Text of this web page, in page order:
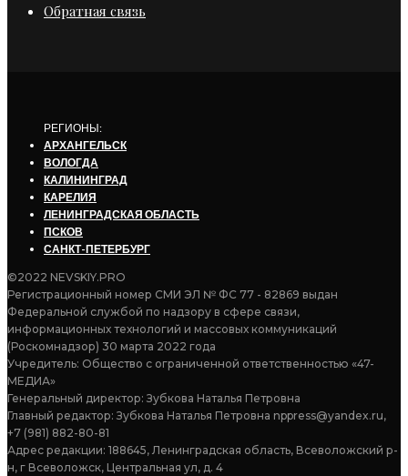
Обратная связь
РЕГИОНЫ:
АРХАНГЕЛЬСК
ВОЛОГДА
КАЛИНИНГРАД
КАРЕЛИЯ
ЛЕНИНГРАДСКАЯ ОБЛАСТЬ
ПСКОВ
САНКТ-ПЕТЕРБУРГ
©2022 NEVSKIY.PRO
Регистрационный номер СМИ ЭЛ № ФС 77 - 82869 выдан
Федеральной службой по надзору в сфере связи,
информационных технологий и массовых коммуникаций
(Роскомнадзор) 30 марта 2022 года
Учредитель: Общество с ограниченной ответственностью «47-
МЕДИА»
Генеральный директор: Зубкова Наталья Петровна
Главный редактор: Зубкова Наталья Петровна nppress@yandex.ru,
+7 (981) 882-80-81
Адрес редакции: 188645, Ленинградская область, Всеволожский р-
н, г Всеволожск, Центральная ул, д. 4